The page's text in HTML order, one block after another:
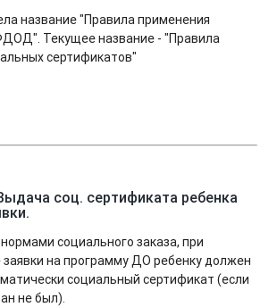
название "Правила применения
Текущее название - "Правила
сертификатов"
соц. сертификата ребенка
социального заказа, при
на программу ДО ребенку должен
социальный сертификат (если
не был).